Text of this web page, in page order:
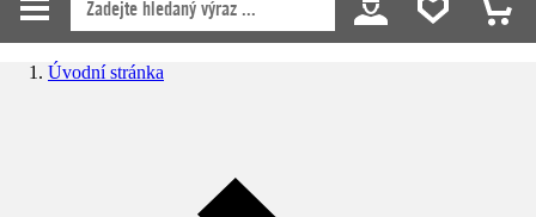
Úvodní stránka